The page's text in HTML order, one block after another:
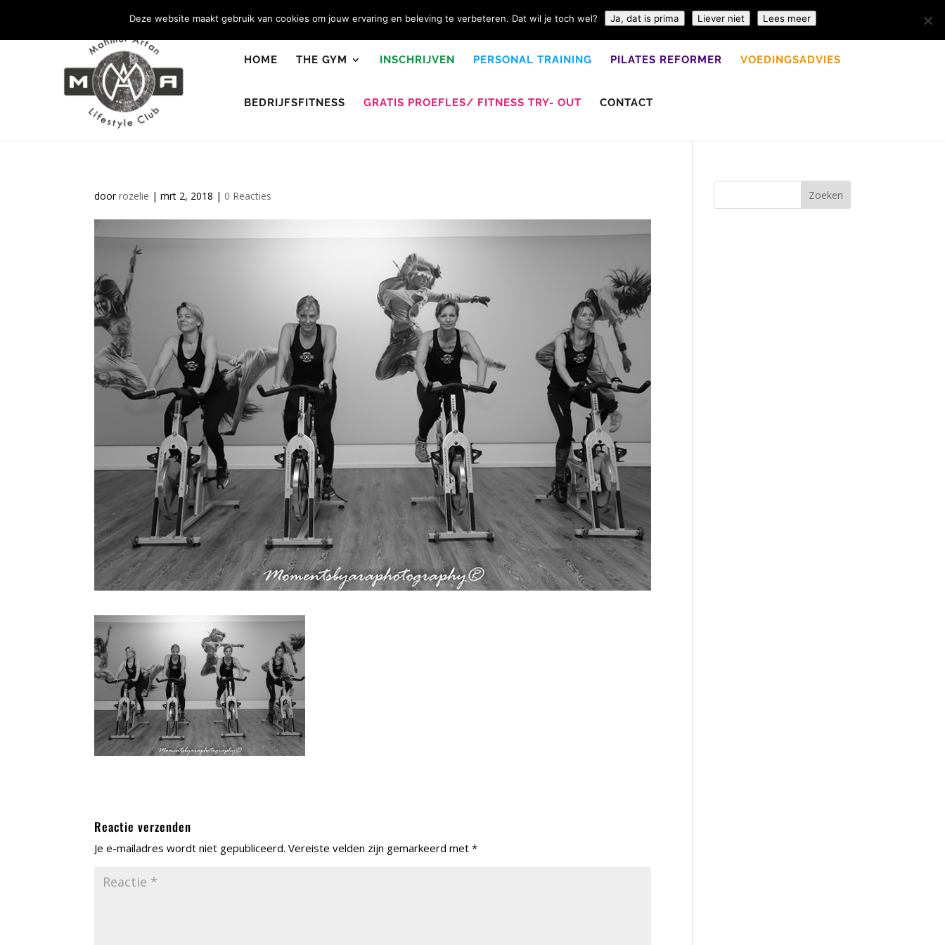
HOME THE GYM INSCHRIJVEN PERSONAL TRAINING PILATES REFORMER VOEDINGSADVIES
BEDRIJFSFITNESS GRATIS PROEFLES/ FITNESS TRY- OUT CONTACT
doorrozelie |mrt 2, 2018 | 0 Reacties
Reactie verzenden
Je e-mailadres wordt niet gepubliceerd. Vereiste velden zijn gemarkeerd met*
Deze website maakt gebruik van cookies om jouw ervaring en beleving te verbeteren. Dat wil je toch wel? Ja, dat is prima Liever niet Lees meer